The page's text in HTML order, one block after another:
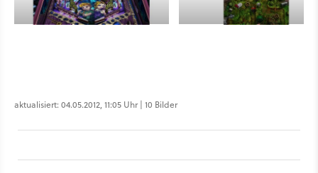
aktualisiert: 04.05.2012, 11:05 Uhr | 10 Bilder